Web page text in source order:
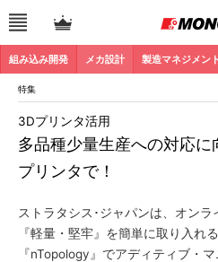
組み込み開発 メカ設計 製造マネジメント
特集
多品種少量生産への対応
プリンタで！
3Dプリンタ活用
ストラタシス･ジャパンは、オン
『軽量・堅牢』を簡単に取り入れ
『nTopology』でアディティブ・